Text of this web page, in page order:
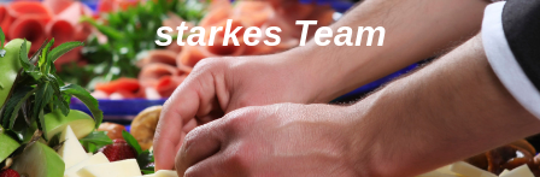
starkes Team